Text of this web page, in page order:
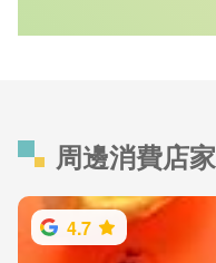
周邊消費店家
4.7